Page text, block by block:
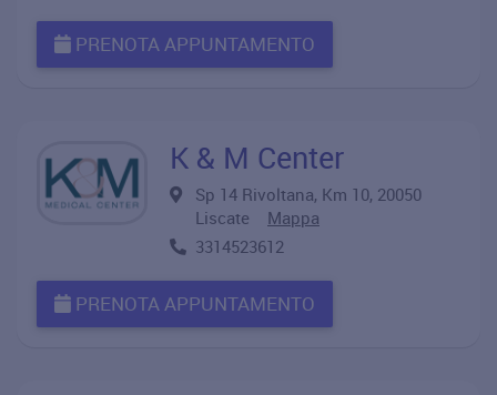
PRENOTA APPUNTAMENTO
K & M Center
Sp 14 Rivoltana, Km 10, 20050
Liscate Mappa
3314523612
PRENOTA APPUNTAMENTO